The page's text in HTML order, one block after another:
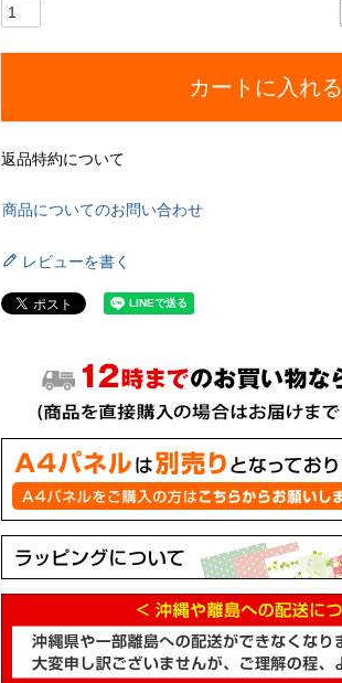
カートに入れる
返品特約について
商品についてのお問い合わせ
レビューを書く